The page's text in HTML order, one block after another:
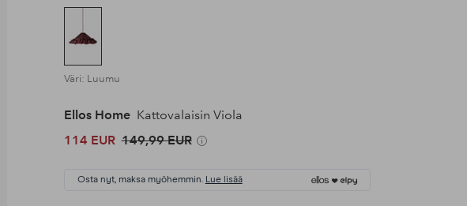
Väri: Luumu
Ellos Home Kattovalaisin Viola
114 EUR 149,99 EUR
Osta nyt, maksa myöhemmin. Lue lisää